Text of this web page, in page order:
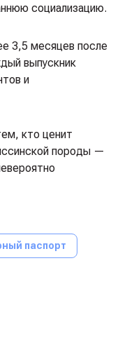
социализацию.
3,5 месяцев после
выпускник
и
кто ценит
породы —
паспорт